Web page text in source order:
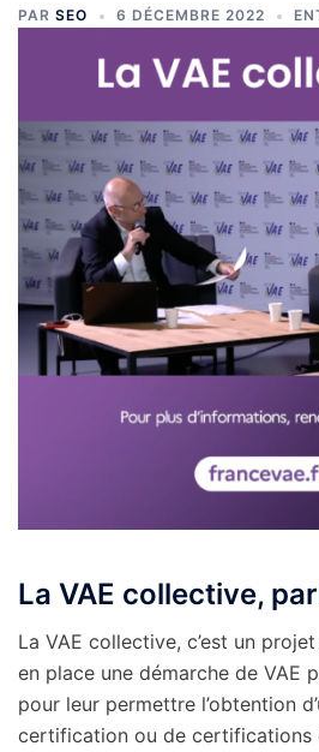
PAR SEO 6 DÉCEMBRE 2022
La VAE collective,
La VAE collective, c’est un
en place une démarche de VAE
pour leur permettre l’obtention
certification ou de certifications